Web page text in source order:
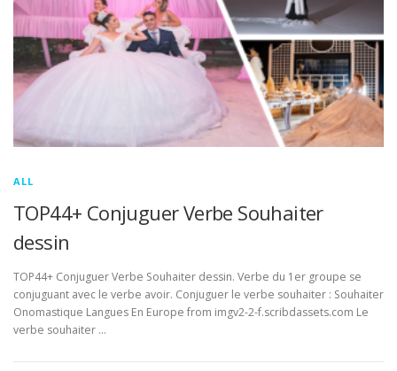
ALL
TOP44+ Conjuguer Verbe Souhaiter
dessin
TOP44+ Conjuguer Verbe Souhaiter dessin. Verbe du 1er groupe se
conjuguant avec le verbe avoir. Conjuguer le verbe souhaiter : Souhaiter
Onomastique Langues En Europe from imgv2-2-f.scribdassets.com Le
verbe souhaiter …